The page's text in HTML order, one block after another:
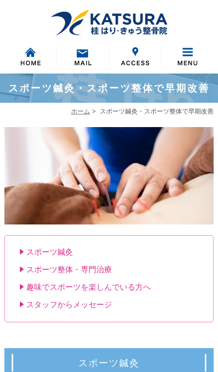
スポーツ鍼灸・スポーツ整体で早期改善
ホーム > スポーツ鍼灸・スポーツ整体で早期改善
スポーツ鍼灸
スポーツ整体・専門治療
趣味でスポーツを楽しんでいる方へ
スタッフからメッセージ
スポーツ鍼灸